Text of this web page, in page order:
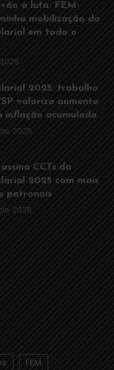
à luta: FEM-
mobilização da
em todo o
2025: trabalho
valoriza aumento
inflação acumulada
2025
CCTs da
2025 com mais
patronais
2025
FEM